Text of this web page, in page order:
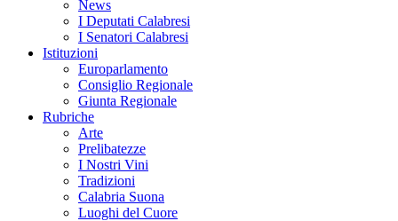
News
I Deputati Calabresi
I Senatori Calabresi
Istituzioni
Europarlamento
Consiglio Regionale
Giunta Regionale
Rubriche
Arte
Prelibatezze
I Nostri Vini
Tradizioni
Calabria Suona
Luoghi del Cuore